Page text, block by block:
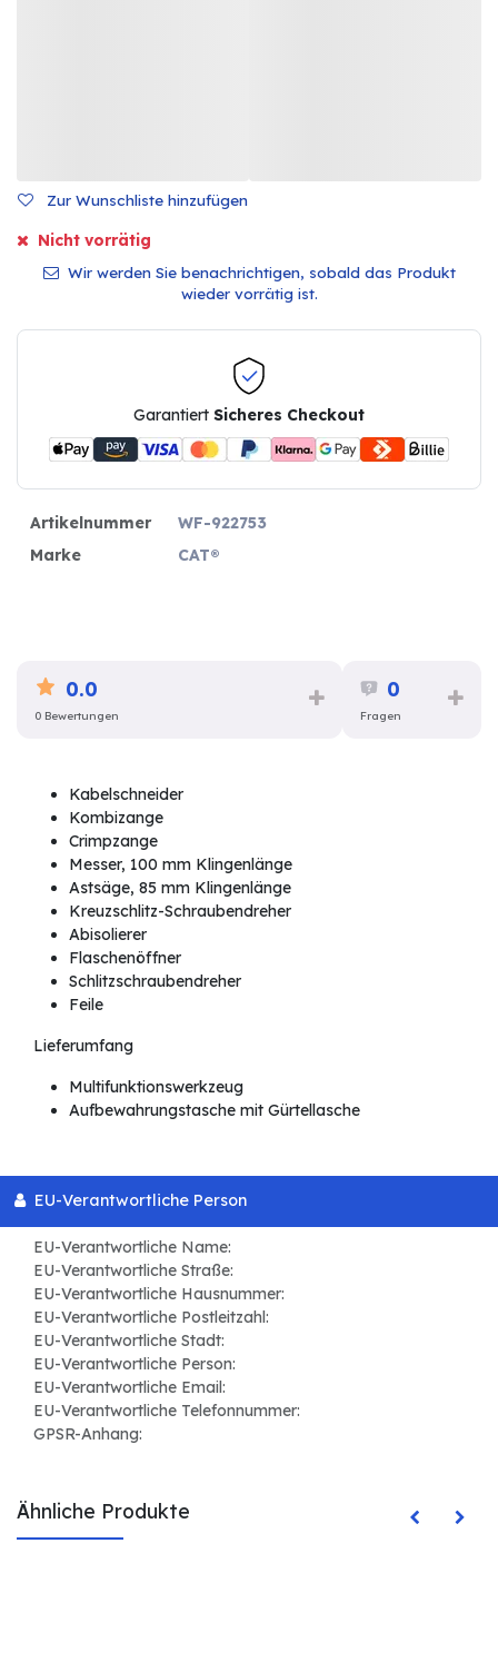
Zur Wunschliste hinzufügen
Nicht vorrätig
Wir werden Sie benachrichtigen, sobald das Produkt
wieder vorrätig ist.
Garantiert Sicheres Checkout
Artikelnummer
WF-922753
Marke
CAT®
0.0
0 Bewertungen
0
Fragen
Kabelschneider
Kombizange
Crimpzange
Messer, 100 mm Klingenlänge
Astsäge, 85 mm Klingenlänge
Kreuzschlitz-Schraubendreher
Abisolierer
Flaschenöffner
Schlitzschraubendreher
Feile
Lieferumfang
Multifunktionswerkzeug
Aufbewahrungstasche mit Gürtellasche
EU-Verantwortliche Person
EU-Verantwortliche Name:
EU-Verantwortliche Straße:
EU-Verantwortliche Hausnummer:
EU-Verantwortliche Postleitzahl:
EU-Verantwortliche Stadt:
EU-Verantwortliche Person:
EU-Verantwortliche Email:
EU-Verantwortliche Telefonnummer:
GPSR-Anhang:
Ähnliche Produkte